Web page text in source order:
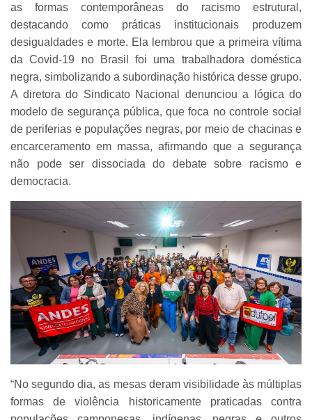
as formas contemporâneas do racismo estrutural,
destacando como práticas institucionais produzem
desigualdades e morte. Ela lembrou que a primeira vítima
da Covid-19 no Brasil foi uma trabalhadora doméstica
negra, simbolizando a subordinação histórica desse grupo.
A diretora do Sindicato Nacional denunciou a lógica do
modelo de segurança pública, que foca no controle social
de periferias e populações negras, por meio de chacinas e
encarceramento em massa, afirmando que a segurança
não pode ser dissociada do debate sobre racismo e
democracia.
“No segundo dia, as mesas deram visibilidade às múltiplas
formas de violência historicamente praticadas contra